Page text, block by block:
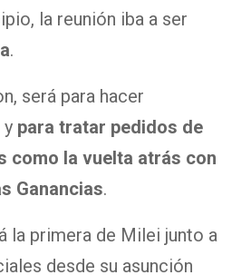
la reunión iba a ser
.
será para hacer
para tratar pedidos de
como la vuelta atrás con
Ganancias.
la primera de Milei junto a
desde su asunción